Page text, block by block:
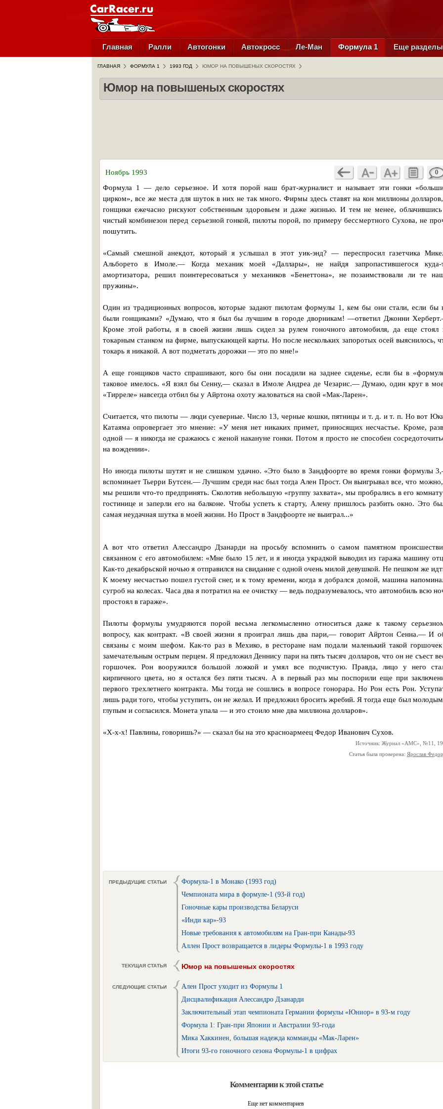
Главная Ралли Автогонки Автокросс Ле-Ман Формула 1 Еще разделы
ГЛАВНАЯ ФОРМУЛА 1 1993 ГОД ЮМОР НА ПОВЫШЕНЫХ СКОРОСТЯХ
Юмор на повышеных скоростях
Ноябрь 1993 0
Формула 1 — дело серьезное. И хотя порой наш брат-журналист и называет эти гонки
цирком», все же места для шуток в них не так много. Фирмы здесь ставят на кон миллионы
гонщики ежечасно рискуют собственным здоровьем и даже жизнью. И тем не менее,
чистый комбинезон перед серьезной гонкой, пилоты порой, по примеру бессмертного Сухова, не
пошутить.
«Самый смешной анекдот, который я услышал в этот уик-энд? — переспросил газетчика
Альборето в Имоле.— Когда механик моей «Даллары», не найдя запропастившегося куда-
амортизатора, решил поинтересоваться у механиков «Бенеттона», не позаимствовали ли те
пружины».
Один из традиционных вопросов, которые задают пилотам формулы 1, кем бы они стали, если бы
были гонщиками? «Думаю, что я был бы лучшим в городе дворникам! —ответил Джонни
Кроме этой работы, я в своей жизни лишь сидел за рулем гоночного автомобиля, да еще стоял
токарным станком на фирме, выпускающей карты. Но после нескольких запоротых осей выяснилось,
токарь я никакой. А вот подметать дорожки — это по мне!»
А еще гонщиков часто спрашивают, кого бы они посадили на заднее сиденье, если бы в
таковое имелось. «Я взял бы Сенну,— сказал в Имоле Андреа де Чезарис.— Думаю, один круг в
«Тирреле» навсегда отбил бы у Айртона охоту жаловаться на свой «Мак-Ларен».
Считается, что пилоты — люди суеверные. Число 13, черные кошки, пятницы и т. д. и т. п. Но вот
Катаяма опровергает это мнение: «У меня нет никаких примет, приносящих несчастье. Кроме,
одной — я никогда не сражаюсь с женой накануне гонки. Потом я просто не способен
на вождении».
Но иногда пилоты шутят и не слишком удачно. «Это было в Зандфоорте во время гонки формулы
вспоминает Тьерри Бутсен.— Лучшим среди нас был тогда Ален Прост. Он выигрывал все, что
мы решили что-то предпринять. Сколотив небольшую «группу захвата», мы пробрались в его
гостинице и заперли его на балконе. Чтобы успеть к старту, Алену пришлось разбить окно. Это
самая неудачная шутка в моей жизни. Но Прост в Зандфоорте не выиграл...»
А вот что ответил Алессандро Дзанарди на просьбу вспомнить о самом памятном
связанном с его автомобилем: «Мне было 15 лет, и я иногда украдкой выводил из гаража машину
Как-то декабрьской ночью я отправился на свидание с одной очень милой девушкой. Не пешком же
К моему несчастью пошел густой снег, и к тому времени, когда я добрался домой, машина
сугроб на колесах. Часа два я потратил на ее очистку — ведь подразумевалось, что автомобиль всю
простоял в гараже».
Пилоты формулы умудряются порой весьма легкомысленно относиться даже к такому
вопросу, как контракт. «В своей жизни я проиграл лишь два пари,— говорит Айртон Сенна.— И
связаны с моим шефом. Как-то раз в Мехико, в ресторане нам подали маленький такой
замечательным острым перцем. Я предложил Деннису пари на пять тысяч долларов, что он не съест
горшочек. Рон вооружился большой ложкой и умял все подчистую. Правда, лицо у него
кирпичного цвета, но я остался без пяти тысяч. А в первый раз мы поспорили еще при
первого трехлетнего контракта. Мы тогда не сошлись в вопросе гонорара. Но Рон есть Рон.
лишь ради того, чтобы уступить, он не желал. И предложил бросить жребий. Я тогда еще был
глупым и согласился. Монета упала — и это стоило мне два миллиона долларов».
«Х-х-х! Павлины, говоришь?» — сказал бы на это красноармеец Федор Иванович Сухов.
Источник: Журнал «АМС», №11,
Статья была проверена: Ярослав
ПРЕДЫДУЩИЕ СТАТЬИ
Формула-1 в Монако (1993 год)
Чемпионата мира в формуле-1 (93-й год)
Гоночные кары производства Беларуси
«Инди кар»-93
Новые требования к автомобилям на Гран-при Канады-93
Аллен Прост возвращается в лидеры Формулы-1 в 1993 году
ТЕКУЩАЯ СТАТЬЯ Юмор на повышеных скоростях
СЛЕДУЮЩИЕ СТАТЬИ
Ален Прост уходит из Формулы 1
Дисцвалификация Алессандро Дзанарди
Заключительный этап чемпионата Германии формулы «Юниор» в 93-м году
Формула 1: Гран-при Японии и Австралии 93-года
Мика Хаккинен, большая надежда комманды «Мак-Ларен»
Итоги 93-го гоночного сезона Формулы-1 в цифрах
Комментарии к этой статье
Еще нет комментариев